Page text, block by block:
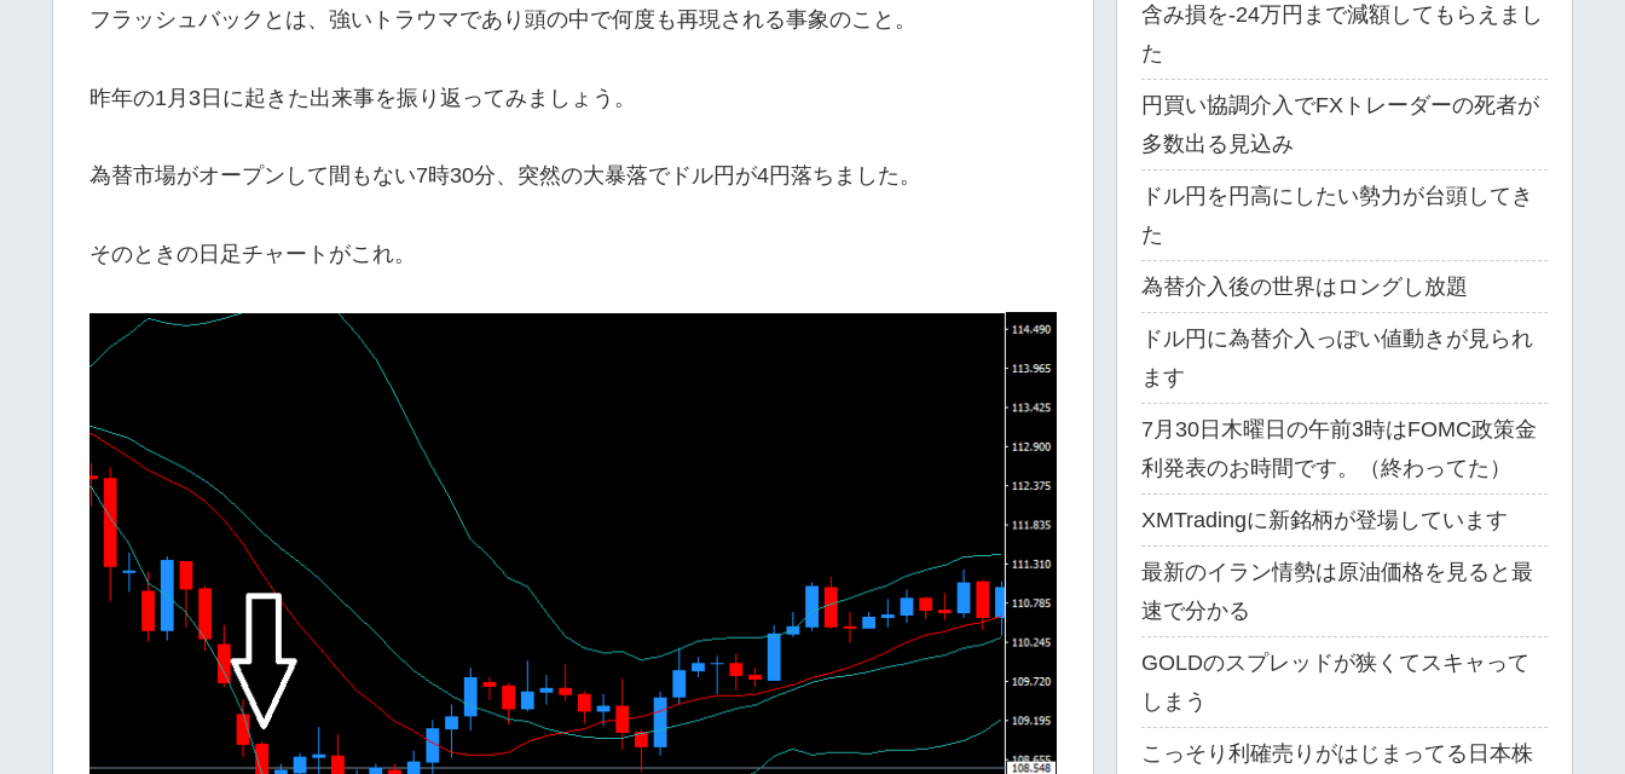
フラッシュバックとは、強いトラウマであり頭の中で何度も再現される事象のこと。
昨年の1月3日に起きた出来事を振り返ってみましょう。
為替市場がオープンして間もない7時30分、突然の大暴落でドル円が4円落ちました。
そのときの日足チャートがこれ。
含み損を-24万円まで減額してもらえまし
た
円買い協調介入でFXトレーダーの死者が
多数出る見込み
ドル円を円高にしたい勢力が台頭してき
た
為替介入後の世界はロングし放題
ドル円に為替介入っぽい値動きが見られ
ます
7月30日木曜日の午前3時はFOMC政策金
利発表のお時間です。（終わってた）
XMTradingに新銘柄が登場しています
最新のイラン情勢は原油価格を見ると最
速で分かる
GOLDのスプレッドが狭くてスキャって
しまう
こっそり利確売りがはじまってる日本株